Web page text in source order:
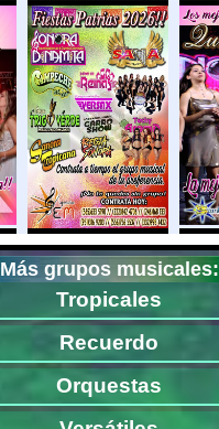
Más grupos musicales:
Tropicales
Recuerdo
Orquestas